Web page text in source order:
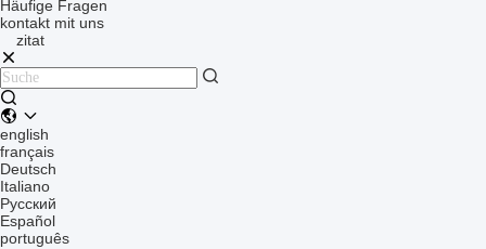
Häufige Fragen
kontakt mit uns
zitat
english
français
Deutsch
Italiano
Русский
Español
português